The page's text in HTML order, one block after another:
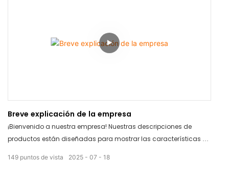
Breve explicación de la empresa
¡Bienvenido a nuestra empresa! Nuestras descripciones de
productos están diseñadas para mostrar las características y
información detallada y atractivas imágenes, encontrará
2025 07 18
149 puntos de vista